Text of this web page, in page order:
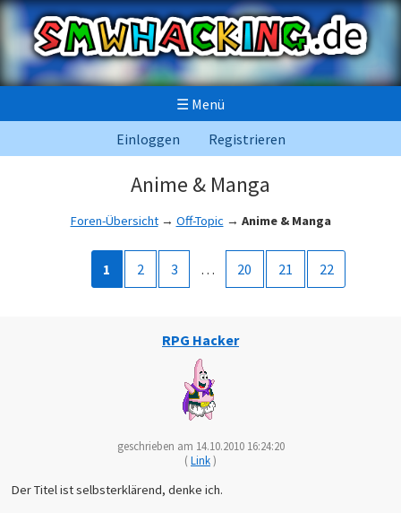
☰ Menü
Einloggen
Registrieren
Anime & Manga
Foren-Übersicht→ Off-Topic → Anime & Manga
1 2 3 … 20 21 22
RPG Hacker
geschrieben am 14.10.2010 16:24:20
(Link)
Der Titel ist selbsterklärend, denke ich.